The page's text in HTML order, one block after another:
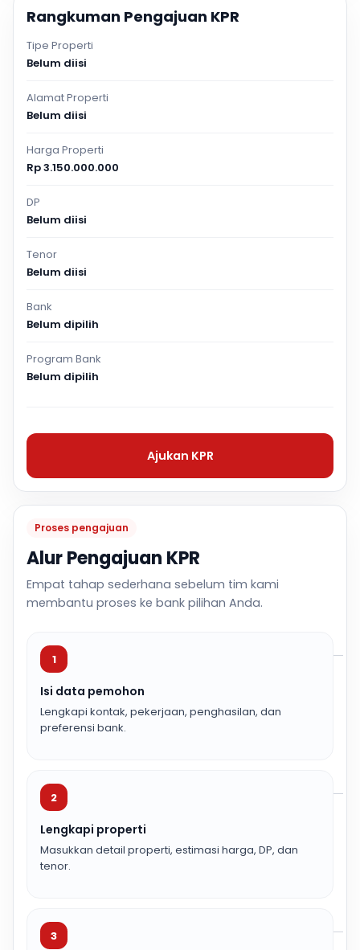
Proses pengajuan
Alur Pengajuan KPR
Empat tahap sederhana sebelum tim kami
membantu proses ke bank pilihan Anda.
1
Isi data pemohon
Lengkapi kontak, pekerjaan, penghasilan, dan
preferensi bank.
2
Lengkapi properti
Masukkan detail properti, estimasi harga, DP, dan
tenor.
3
Rangkuman Pengajuan KPR
Tipe Properti
Belum diisi
Alamat Properti
Belum diisi
Harga Properti
Rp 3.150.000.000
DP
Belum diisi
Tenor
Belum diisi
Bank
Belum dipilih
Program Bank
Belum dipilih
Ajukan KPR